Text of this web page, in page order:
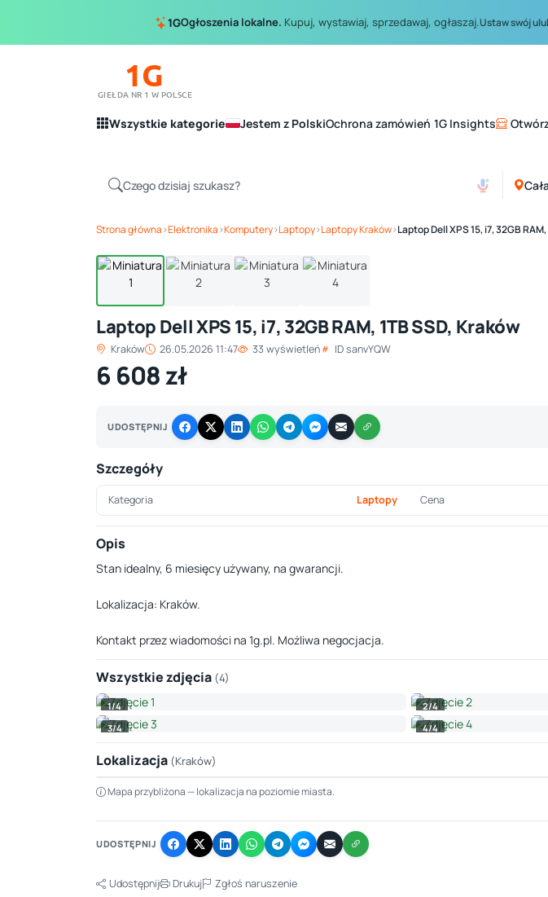
1GOgłoszenia lokalne. Kupuj, wystawiaj, sprzedawaj, ogłaszaj.Ustaw swój
1G
GIEŁDA NR 1 W POLSCE
Wszystkie kategorie Jestem z PolskiOchrona zamówień 1G Insights
Strona główna›Elektronika›Komputery›Laptopy›Laptopy Kraków›Laptop Dell XPS 15, i7, 32GB
1/ 4
Laptop Dell XPS 15, i7, 32GB RAM, 1TB SSD, Kraków
Kraków 26.05.2026 11:47 33 wyświetleń ID sanvYQW
6 608 zł
UDOSTĘPNIJ
Szczegóły
Kategoria Laptopy Cena
Opis
Stan idealny, 6 miesięcy używany, na gwarancji.
Lokalizacja: Kraków.
Kontakt przez wiadomości na 1g.pl. Możliwa negocjacja.
Wszystkie zdjęcia (4)
1/4
2/4
3/4
4/4
Lokalizacja (Kraków)
+
−
Mapa przybliżona — lokalizacja na poziomie miasta.
UDOSTĘPNIJ
Udostępnij Drukuj Zgłoś naruszenie